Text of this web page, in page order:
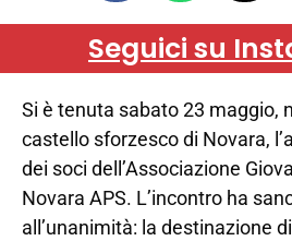
Seguici su
Si è tenuta sabato 23 maggio,
castello sforzesco di Novara,
dei soci dell’Associazione
Novara APS. L’incontro ha
all’unanimità: la destinazione